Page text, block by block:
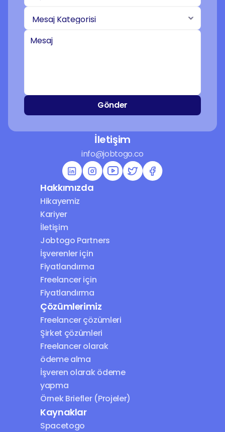
Gönder
İletişim
info@jobtogo.co
Hakkımızda
Hikayemiz
Kariyer
İletişim
Jobtogo Partners
İşverenler için
Fiyatlandırma
Freelancer için
Fiyatlandırma
Çözümlerimiz
Freelancer çözümleri
Şirket çözümleri
Freelancer olarak
ödeme alma
İşveren olarak ödeme
yapma
Örnek Briefler (Projeler)
Kaynaklar
Spacetogo